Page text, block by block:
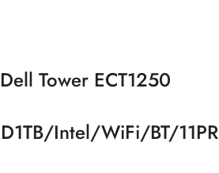
Tower ECT1250
Intel/WiFi/BT/11PR